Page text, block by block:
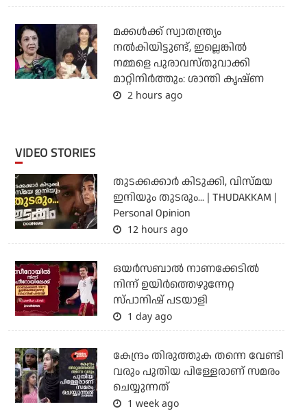
മക്കൾക്ക് സ്വാതന്ത്ര്യം
നൽകിയിട്ടുണ്ട്, ഇല്ലെങ്കിൽ
നമ്മളെ പുരാവസ്തുവാക്കി
മാറ്റിനിർത്തും: ശാന്തി കൃഷ്ണ
2 hours ago
VIDEO STORIES
തുടക്കക്കാര്‍ കിടുക്കി, വിസ്മയ
ഇനിയും തുടരും... | THUDAKKAM |
Personal Opinion
12 hours ago
ഒയര്‍സബാൽ നാണക്കേടിൽ
നിന്ന് ഉയിർത്തെഴുന്നേറ്റ
സ്പാനിഷ് പടയാളി
1 day ago
കേന്ദ്രം തിരുത്തുക തന്നെ വേണ്ടി
വരും പുതിയ പിള്ളേരാണ് സമരം
ചെയ്യുന്നത്
1 week ago